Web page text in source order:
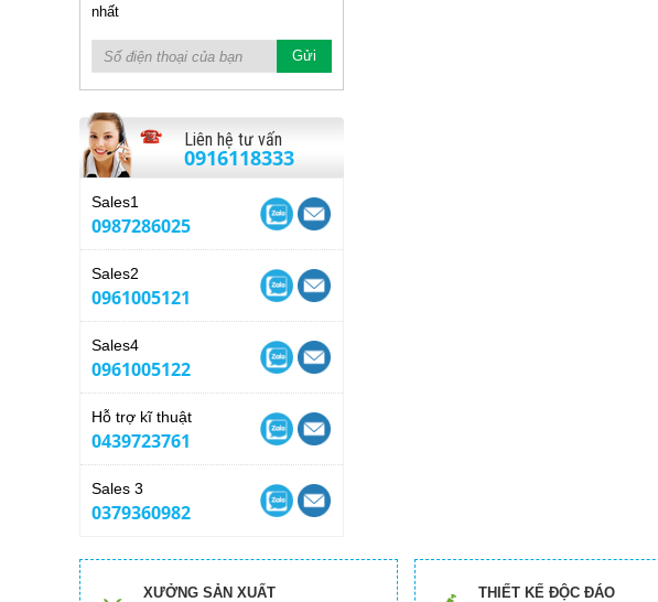
nhất
Liên hệ tư vấn
0916118333
Sales1
0987286025
Sales2
0961005121
Sales4
0961005122
Hỗ trợ kĩ thuật
0439723761
Sales 3
0379360982
XƯỞNG SẢN XUẤT THIẾT KẾ ĐỘC ĐÁO